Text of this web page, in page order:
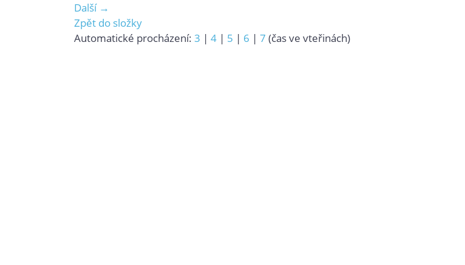
Další →
Zpět do složky
Automatické procházení: 3 | 4 | 5 | 6 | 7 (čas ve vteřinách)